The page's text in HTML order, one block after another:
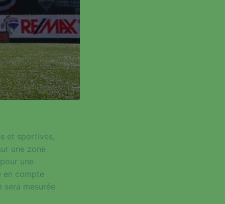
et sportives,
une zone
une
en compte
sera mesurée